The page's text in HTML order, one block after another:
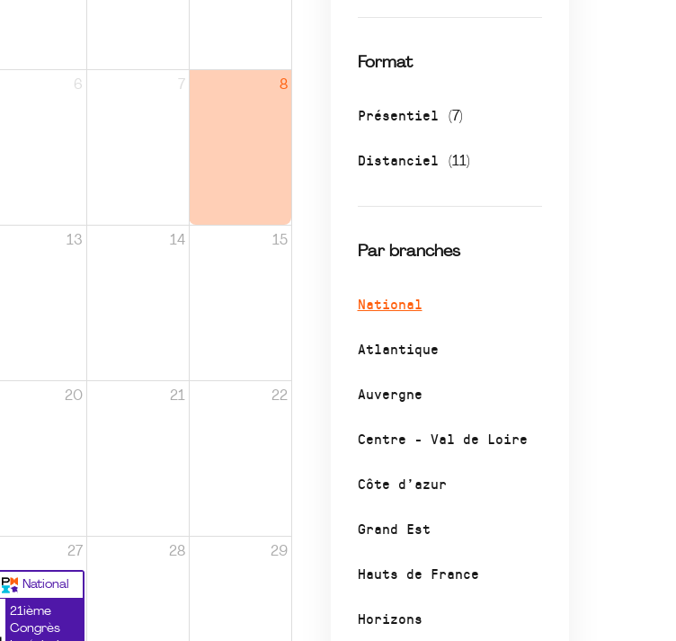
Format
Présentiel (7)
Distanciel (11)
Par branches
National
Atlantique
Auvergne
Centre - Val de Loire
Côte d’azur
Grand Est
Hauts de France
Horizons
6 7 8
13 14 15
20 21 22
27
National
21ième
Congrès
28 29